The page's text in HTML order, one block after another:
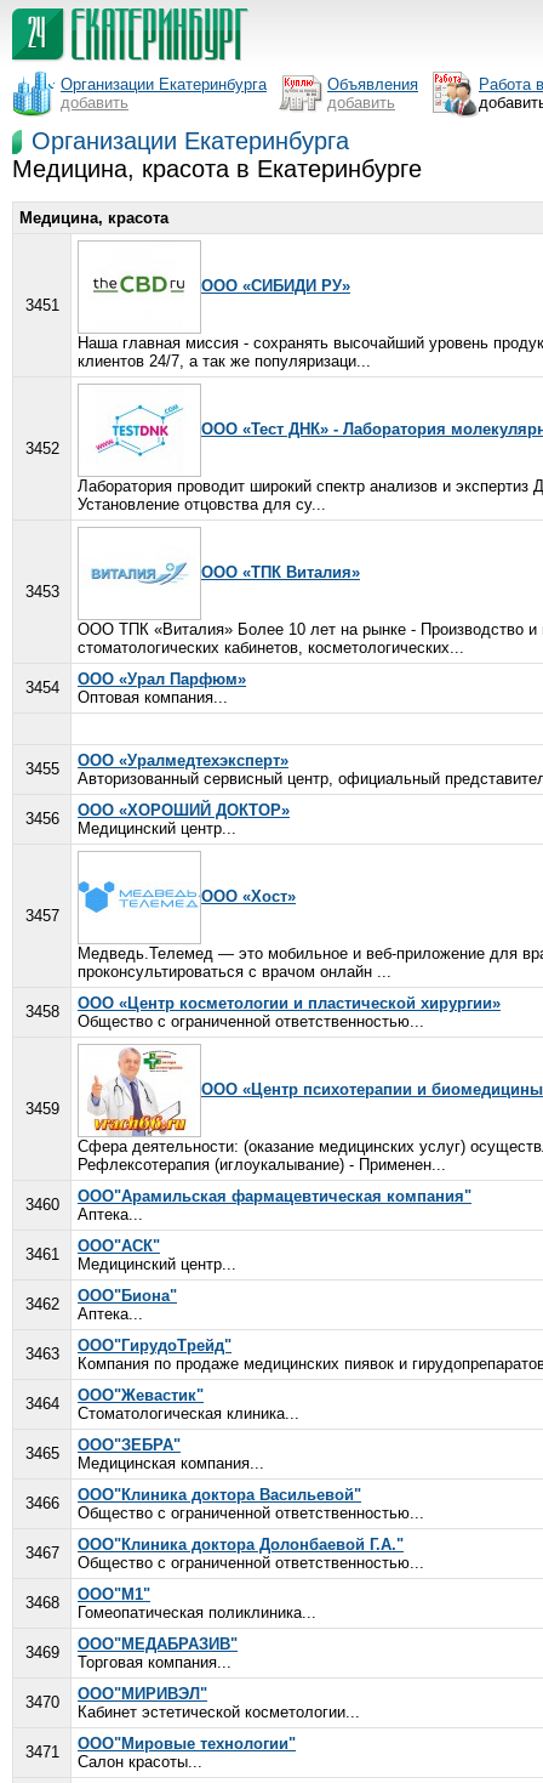
Организации Екатеринбурга
добавить
Объявления
добавить
Работа
Организации Екатеринбурга
Медицина, красота в Екатеринбурге
Медицина, красота
3451
ООО «СИБИДИ РУ»
Наша главная миссия - сохранять высочайший уровень
клиентов 24/7, а так же популяризаци...
3452
ООО «Тест ДНК» - Лаборатория
Лаборатория проводит широкий спектр анализов и
Установление отцовства для су...
3453
ООО «ТПК Виталия»
ООО ТПК «Виталия» Более 10 лет на рынке - Производство
стоматологических кабинетов, косметологических...
3454
ООО «Урал Парфюм»
Оптовая компания...
3455
ООО «Уралмедтехэксперт»
Авторизованный сервисный центр, официальный
3456
ООО «ХОРОШИЙ ДОКТОР»
Медицинский центр...
3457
ООО «Хост»
Медведь.Телемед — это мобильное и веб-приложение для
проконсультироваться с врачом онлайн ...
3458
ООО «Центр косметологии и пластической хирургии»
Общество с ограниченной ответственностью...
3459
ООО «Центр психотерапии и
Сфера деятельности: (оказание медицинских услуг)
Рефлексотерапия (иглоукалывание) - Применен...
3460
ООО"Арамильская фармацевтическая компания"
Аптека...
3461
ООО"АСК"
Медицинский центр...
3462
ООО"Биона"
Аптека...
3463
ООО"ГирудоТрейд"
Компания по продаже медицинских пиявок и
3464
ООО"Жевастик"
Стоматологическая клиника...
3465
ООО"ЗЕБРА"
Медицинская компания...
3466
ООО"Клиника доктора Васильевой"
Общество с ограниченной ответственностью...
3467
ООО"Клиника доктора Долонбаевой Г.А."
Общество с ограниченной ответственностью...
3468
ООО"М1"
Гомеопатическая поликлиника...
3469
ООО"МЕДАБРАЗИВ"
Торговая компания...
3470
ООО"МИРИВЭЛ"
Кабинет эстетической косметологии...
3471
ООО"Мировые технологии"
Салон красоты...